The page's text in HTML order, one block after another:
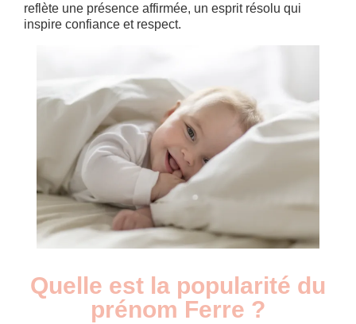
reflète une présence affirmée, un esprit résolu qui
inspire confiance et respect.
Quelle est la popularité du
prénom Ferre ?
Année
Nouveaux-
nés